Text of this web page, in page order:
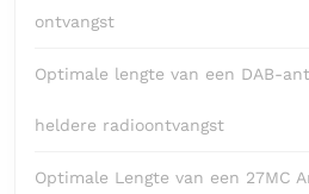
ontvangst
Optimale lengte van een DAB-
heldere radioontvangst
Optimale Lengte van een 27MC